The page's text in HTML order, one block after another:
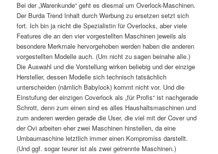
Bei der „Warenkunde“ geht es diesmal um Overlock-Maschinen.
Der Burda Trend Inhalt durch Werbung zu ersetzen setzt sich
fort. Ich bin ja nicht die Spezialistin für Overlocks, aber viele
Features die an den vier vorgestellten Maschinen jeweils als
besondere Merkmale hervorgehoben werden haben die anderen
vorgestellten Modelle auch. (Um nicht zu sagen beinahe alle.)
Die Auswahl und die Vorstellung wirken beliebig und der einzige
Hersteller, dessen Modelle sich technisch tatsächlich
unterscheiden (nämlich Babylock) kommt nicht vor. Und die
Einstufung der einzigen Coverlock als „für Profis“ ist nachgerade
Schrott, denn zum einen sind es alles Haushaltsmaschinen und
zum anderen werden gerade die User, die viel mit der Cover und
der Ovi arbeiten eher zwei Maschinen hinstellen, da eine
Umbaumaschine letztlich immer einen Kompromiss darstellt.
(Und ggf. sogar teurer ist als zwei getrennte Maschinen.)